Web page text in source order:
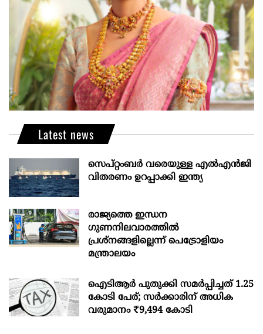
Latest news
സെപ്റ്റംബർ വരെയുള്ള എൽഎൻജി
വിതരണം ഉറപ്പാക്കി ഇന്ത്യ
രാജ്യത്തെ ഇന്ധന
ഗുണനിലവാരത്തില്‍
പ്രശ്‌നങ്ങളില്ലെന്ന് പെട്രോളിയം
മന്ത്രാലയം
ഐടിആര്‍ പുതുക്കി സമർപ്പിച്ചത് 1.25
കോടി പേര്; സർക്കാരിന് അധിക
വരുമാനം ₹9,494 കോടി